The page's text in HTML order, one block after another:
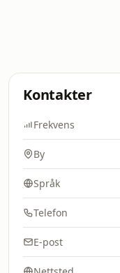
Kontakter
Frekvens
By
Språk
Telefon
E-post